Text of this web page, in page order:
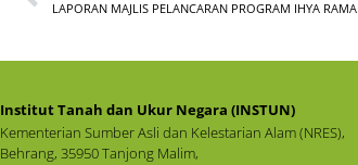
Institut Tanah dan Ukur Negara (INSTUN)
Kementerian Sumber Asli dan Kelestarian Alam (NRES),
Behrang, 35950 Tanjong Malim,